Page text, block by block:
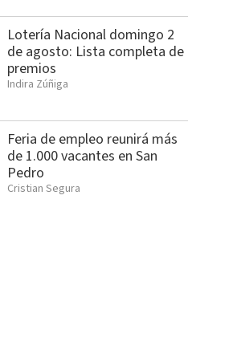
Lotería Nacional domingo 2
de agosto: Lista completa de
premios
Indira Zúñiga
Feria de empleo reunirá más
de 1.000 vacantes en San
Pedro
Cristian Segura